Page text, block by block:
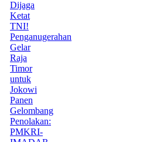
Dijaga
Ketat
TNI!
Penganugerahan
Gelar
Raja
Timor
untuk
Jokowi
Panen
Gelombang
Penolakan:
PMKRI-